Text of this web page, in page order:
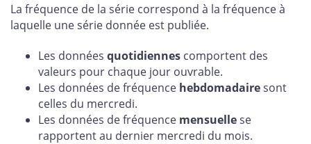
La fréquence de la série correspond à la fréquence à
laquelle une série donnée est publiée.
Les données quotidiennes comportent des
valeurs pour chaque jour ouvrable.
Les données de fréquence hebdomadairesont
celles du mercredi.
Les données de fréquence mensuellese
rapportent au dernier mercredi du mois.